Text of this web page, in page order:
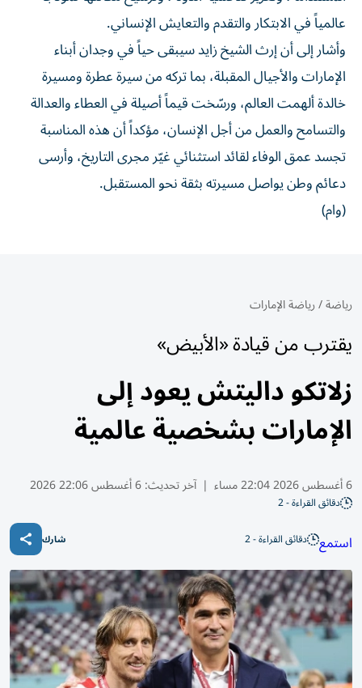
عالمياً في الابتكار والتقدم والتعايش الإنساني.
وأشار إلى أن إرث الشيخ زايد سيبقى حياً في وجدان أبناء
الإمارات والأجيال المقبلة، بما تركه من سيرة عطرة ومسيرة
خالدة ألهمت العالم، ورسّخت قيماً أصيلة في العطاء والعدالة
والتسامح والعمل من أجل الإنسان، مؤكداً أن هذه المناسبة
تجسد عمق الوفاء لقائد استثنائي غيّر مجرى التاريخ، وأرسى
دعائم وطن يواصل مسيرته بثقة نحو المستقبل.
(وام)
رياضة/رياضة الإمارات
يقترب من قيادة «الأبيض»
زلاتكو داليتش يعود إلى
الإمارات بشخصية عالمية
6 أغسطس 2026 22:04 مساء | آخر تحديث:6 أغسطس 22:06 2026
دقائق القراءة - 2
استمع دقائق القراءة - 2 شارك